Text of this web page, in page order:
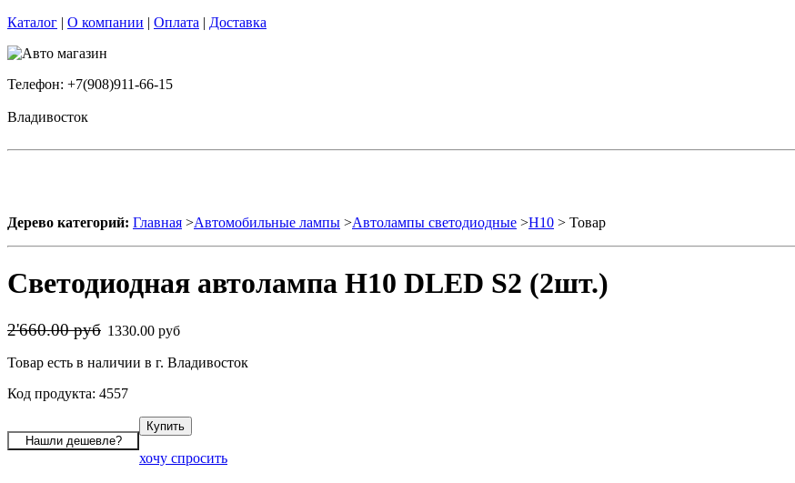
Каталог | О компании | Оплата | Доставка
Телефон: +7(908)911-66-15
Владивосток
Дерево категорий: Главная >Автомобильные лампы >Автолампы светодиодные >H10 > Товар
Светодиодная автолампа H10 DLED S2 (2шт.)
2'660.00 руб 1330.00 руб
Товар есть в наличии в г. Владивосток
Код продукта: 4557
хочу спросить